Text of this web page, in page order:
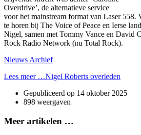
Overdrive’, de alternatieve service
voor het mainstream format van Laser 558.
te horen bij The Voice of Peace en Ierse
Nigel, samen met Tommy Vance en David
Rock Radio Network (nu Total Rock).
Nieuws Archief
Lees meer …Nigel Roberts overleden
Gepubliceerd op 14 oktober 2025
898 weergaven
Meer artikelen …